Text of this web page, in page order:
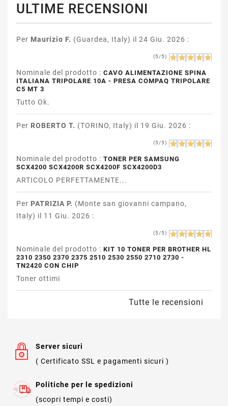
ULTIME RECENSIONI
Per Maurizio F. (Guardea, Italy) il 24 Giu. 2026 :
(5/5)
Nominale del prodotto : CAVO ALIMENTAZIONE SPINA
ITALIANA TRIPOLARE 10A - PRESA COMPAQ TRIPOLARE
C5 MT 3
Tutto Ok.
Per ROBERTO T. (TORINO, Italy) il 19 Giu. 2026 :
(5/5)
Nominale del prodotto : TONER PER SAMSUNG
SCX4200 SCX4200R SCX4200F SCX4200D3
ARTICOLO PERFETTAMENTE...
Per PATRIZIA P. (Monte san giovanni campano,
Italy) il 11 Giu. 2026 :
(5/5)
Nominale del prodotto : KIT 10 TONER PER BROTHER HL
2310 2350 2370 2375 2510 2530 2550 2710 2730 -
TN2420 CON CHIP
Toner ottimi
Tutte le recensioni
Server sicuri
( Certificato SSL e pagamenti sicuri )
Politiche per le spedizioni
(scopri tempi e costi)